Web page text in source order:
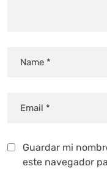
Guardar mi
este navegador